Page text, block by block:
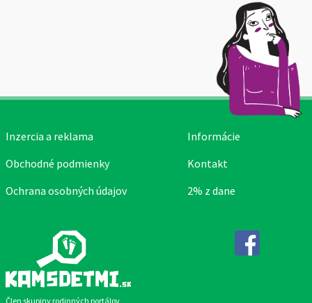
Člen skupiny rodinných portálov
Inzercia a reklama
Obchodné podmienky
Ochrana osobných údajov
Informácie
Kontakt
2% z dane